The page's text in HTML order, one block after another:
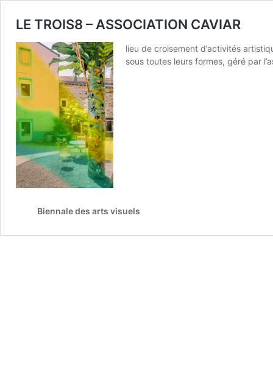
LE TROIS8 – ASSOCIATION CAVIAR
lieu de croisement d’activités
sous toutes leurs formes, géré par
Biennale des arts visuels